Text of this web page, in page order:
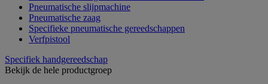
Pneumatische slijpmachine
Pneumatische zaag
Specifieke pneumatische gereedschappen
Verfpistool
Specifiek handgereedschap
Bekijk de hele productgroep